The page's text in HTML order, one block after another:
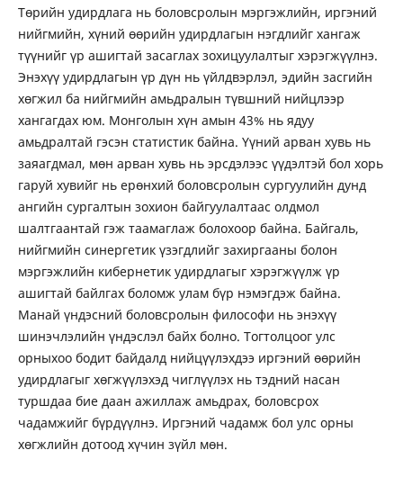
Төрийн удирдлага нь боловсролын мэргэжлийн, иргэний
нийгмийн, хүний өөрийн удирдлагын нэгдлийг хангаж
түүнийг үр ашигтай засаглах зохицуулалтыг хэрэгжүүлнэ.
Энэхүү удирдлагын үр дүн нь үйлдвэрлэл, эдийн засгийн
хөгжил ба нийгмийн амьдралын түвшний нийцлээр
хангагдах юм. Монголын хүн амын 43% нь ядуу
амьдралтай гэсэн статистик байна. Үүний арван хувь нь
заяагдмал, мөн арван хувь нь эрсдэлээс үүдэлтэй бол хорь
гаруй хувийг нь ерөнхий боловсролын сургуулийн дунд
ангийн сургалтын зохион байгуулалтаас олдмол
шалтгаантай гэж таамаглаж болохоор байна. Байгаль,
нийгмийн синергетик үзэгдлийг захиргааны болон
мэргэжлийн кибернетик удирдлагыг хэрэгжүүлж үр
ашигтай байлгах боломж улам бүр нэмэгдэж байна.
Манай үндэсний боловсролын философи нь энэхүү
шинэчлэлийн үндэслэл байх болно. Тогтолцоог улс
орныхоо бодит байдалд нийцүүлэхдээ иргэний өөрийн
удирдлагыг хөгжүүлэхэд чиглүүлэх нь тэдний насан
туршдаа бие даан ажиллаж амьдрах, боловсрох
чадамжийг бүрдүүлнэ. Иргэний чадамж бол улс орны
хөгжлийн дотоод хүчин зүйл мөн.